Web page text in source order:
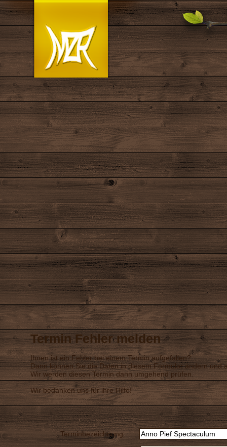
Termin Fehler melden
Ihnen ist ein Fehler bei einem Termin aufgefallen?
Dann können Sie die Daten in diesem Formular ändern und
Wir werden diesen Termin dann umgehend prüfen.
Wir bedanken uns für ihre Hilfe!
Terminbezeichnung: